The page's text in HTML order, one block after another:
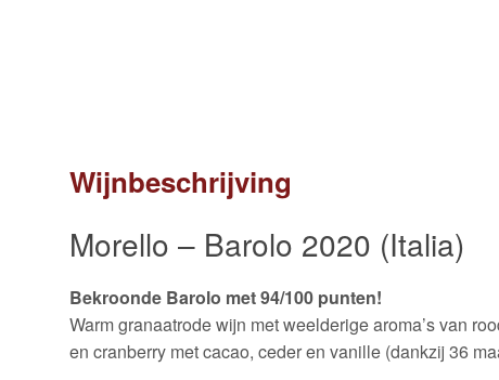
Wijnbeschrijving
Morello – Barolo 2020 (Italia)
Bekroonde Barolo met 94/100 punten!
Warm granaatrode wijn met weelderige aroma’s van
en cranberry met cacao, ceder en vanille (dankzij 36